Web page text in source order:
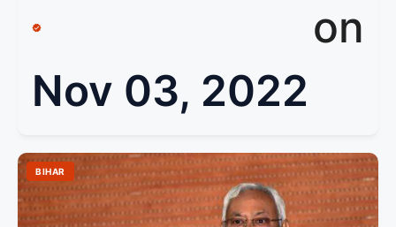
on
Nov 03, 2022
BIHAR